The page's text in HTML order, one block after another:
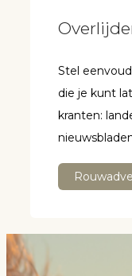
Stel
die je kunt
kranten: